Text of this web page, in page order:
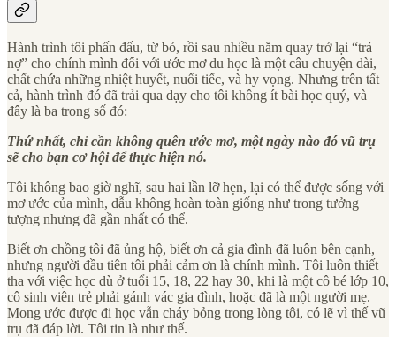
Hành trình tôi phấn đấu, từ bỏ, rồi sau nhiều năm quay trở lại “trả
nợ” cho chính mình đối với ước mơ du học là một câu chuyện dài,
chất chứa những nhiệt huyết, nuối tiếc, và hy vọng. Nhưng trên tất
cả, hành trình đó đã trải qua dạy cho tôi không ít bài học quý, và
đây là ba trong số đó:
Thứ nhất, chỉ cần không quên ước mơ, một ngày nào đó vũ trụ
sẽ cho bạn cơ hội để thực hiện nó.
Tôi không bao giờ nghĩ, sau hai lần lỡ hẹn, lại có thể được sống với
mơ ước của mình, dẫu không hoàn toàn giống như trong tưởng
tượng nhưng đã gần nhất có thể.
Biết ơn chồng tôi đã ủng hộ, biết ơn cả gia đình đã luôn bên cạnh,
nhưng người đầu tiên tôi phải cảm ơn là chính mình. Tôi luôn thiết
tha với việc học dù ở tuổi 15, 18, 22 hay 30, khi là một cô bé lớp 10,
cô sinh viên trẻ phải gánh vác gia đình, hoặc đã là một người mẹ.
Mong ước được đi học vẫn cháy bỏng trong lòng tôi, có lẽ vì thế vũ
trụ đã đáp lời. Tôi tin là như thế.